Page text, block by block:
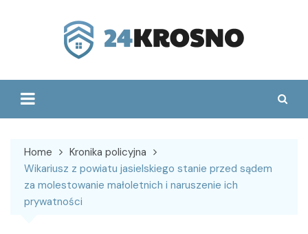
Home
Kronika policyjna
Wikariusz z powiatu jasielskiego stanie przed sądem
za molestowanie małoletnich i naruszenie ich
prywatności